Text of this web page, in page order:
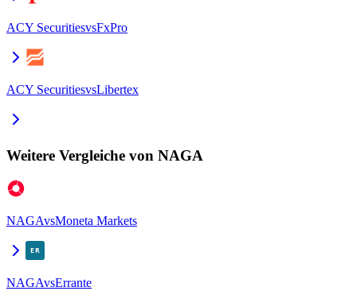
ACY SecuritiesvsFxPro
ACY SecuritiesvsLibertex
Weitere Vergleiche von NAGA
NAGAvsMoneta Markets
NAGAvsErrante